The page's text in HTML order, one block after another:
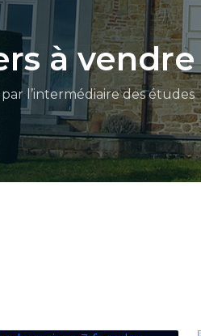
à vendre
l’intermédiaire des études